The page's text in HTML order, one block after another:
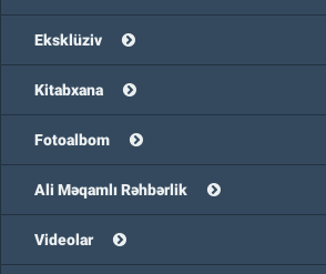
Eksklüziv
Kitabxana
Fotoalbom
Ali Məqamlı Rəhbərlik
Videolar